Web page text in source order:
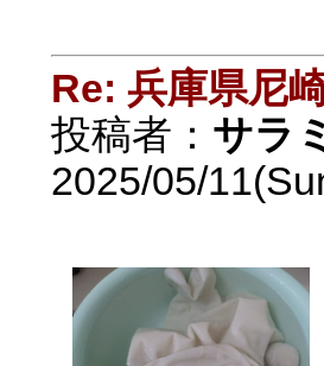
Re: 兵庫県尼
投稿者： サラ
2025/05/